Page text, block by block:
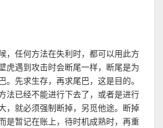
，任何方法在失利时，都可以用此方
虎遇到攻击时会断尾一样，断尾是为
。先求生存，再求尾巴，这是目的。
法已经不能进行下去了，或者是进行
，就必须强制断掉，另觅他途。断掉
是暂记在账上，待时机成熟时，再重